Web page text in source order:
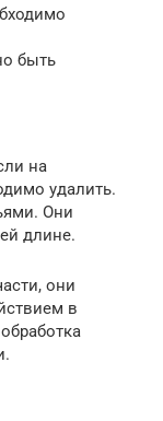
быть
на
удалить.
Они
длине.
они
в